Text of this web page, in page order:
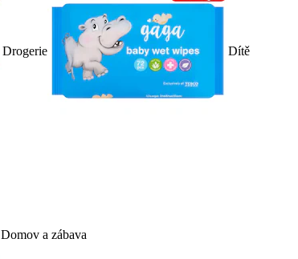
Drogerie Dítě
Domov a zábava